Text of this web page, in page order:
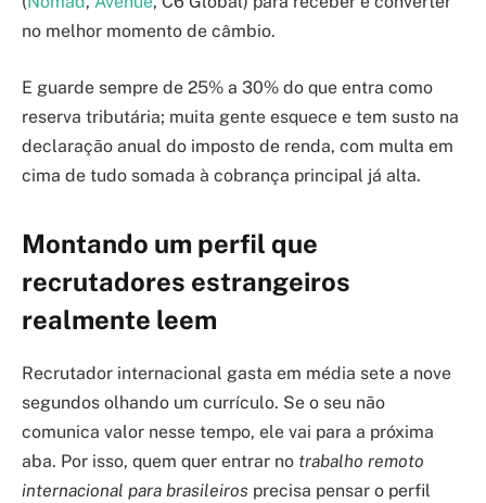
no melhor momento de câmbio.
E guarde sempre de 25% a 30% do que entra como
reserva tributária; muita gente esquece e tem susto na
declaração anual do imposto de renda, com multa em
cima de tudo somada à cobrança principal já alta.
Montando um perfil que
recrutadores estrangeiros
realmente leem
Recrutador internacional gasta em média sete a nove
segundos olhando um currículo. Se o seu não
comunica valor nesse tempo, ele vai para a próxima
aba. Por isso, quem quer entrar no trabalho remoto
internacional para brasileiros precisa pensar o perfil